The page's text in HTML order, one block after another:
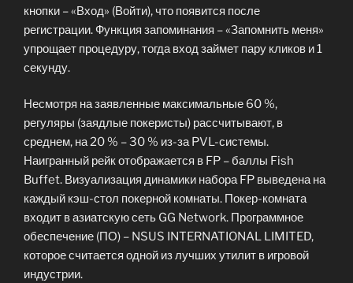
кнопки – «Вход» (Войти), что появится после
регистрации. Функция запоминания – «Запомнить меня»
упрощает процедуру, тогда вход займет пару кликов и 1
секунду.
Несмотря на заявленные максимальные 60 %,
регуляры (заядлые покеристы) рассчитывают, в
среднем, на 20 % – 30 % из-за PVL-системы.
Наигранный рейк отображается в FP – баллы Fish
Buffet. Визуализация динамики набора FP выведена на
каждый кэш-стол покерной комнаты. Покер-комната
входит в азиатскую сеть GG Network. Программное
обеспечение (ПО) – NSUS INTERNATIONAL LIMITED,
которое считается одной из лучших утилит в игровой
индустрии.